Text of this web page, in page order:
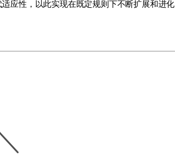
应性，以此实现在既定规则下不断扩展和进化